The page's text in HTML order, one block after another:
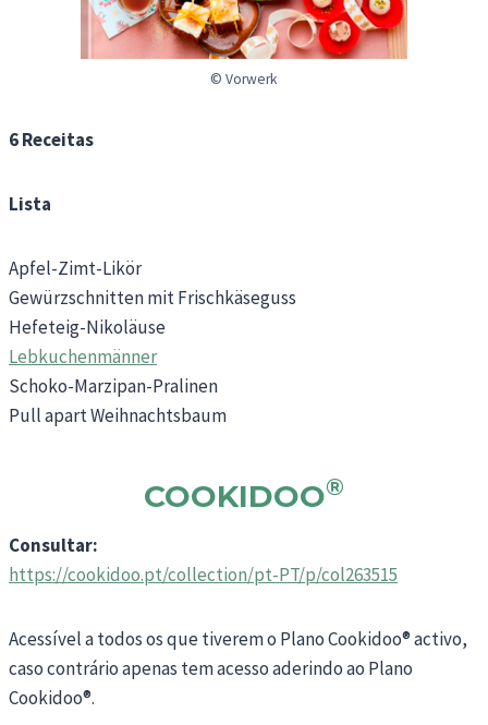
© Vorwerk
6 Receitas
Lista
Apfel-Zimt-Likör
Gewürzschnitten mit Frischkäseguss
Hefeteig-Nikoläuse
Lebkuchenmänner
Schoko-Marzipan-Pralinen
Pull apart Weihnachtsbaum
COOKIDOO®
Consultar:
https://cookidoo.pt/collection/pt-PT/p/col263515
Acessível a todos os que tiverem o Plano Cookidoo® activo,
caso contrário apenas tem acesso aderindo ao Plano
Cookidoo®.